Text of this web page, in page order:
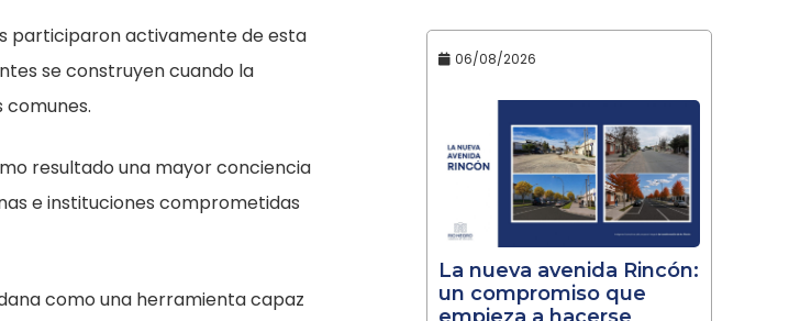
participaron activamente de esta
se construyen cuando la
resultado una mayor conciencia
e instituciones comprometidas
como una herramienta capaz
06/08/2026
La nueva avenida Rincón:
un compromiso que